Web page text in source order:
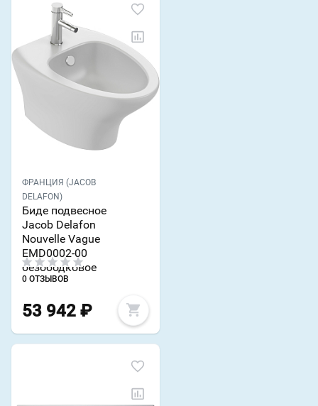
ФРАНЦИЯ (JACOB
DELAFON)
Биде подвесное
Jacob Delafon
Nouvelle Vague
EMD0002-00
безободковое
0 ОТЗЫВОВ
53 942 ₽